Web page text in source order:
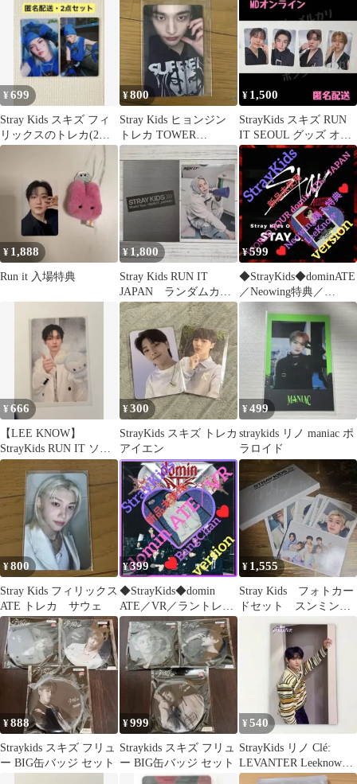
¥699
Stray Kids スキズ フィ
リックスのトレカ(2枚
セット) JJAM
¥800
Stray Kids ヒョンジン
トレカ TOWER
RECORDS特典
¥ 1,500
StrayKids スキズ RUN
IT SEOUL グッズ オン
ライン トレカ
¥ 1,888
Run it 入場特典
¥ 1,800
Stray Kids RUN IT
JAPAN ランダムカー
ド フィリックス
¥599
◆StrayKids◆dominATE
／Neowing特典／
LeeKnow
¥666
【LEE KNOW】
StrayKids RUN IT ソウ
ルコン 購入特典 リノ
¥300
StrayKids スキズ トレカ
アイエン
¥499
straykids リノ maniac ポ
ラロイド
¥800
Stray Kids フィリックス
ATE トレカ サウェ
¥399
◆StrayKids◆domin
ATE／VR／ラントレ／
BangChan
¥ 1,555
Stray Kids フォトカー
ドセット スンミンな
¥888
Straykids スキズ フリュ
ー BIG缶バッジ セット
¥999
Straykids スキズ フリュ
ー BIG缶バッジ セット
¥540
StrayKids リノ Clé:
LEVANTER Leeknowト
レカ